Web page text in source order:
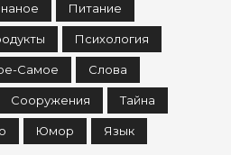
Питание
Психология
Самое Слова
Сооружения Тайна
Юмор Язык